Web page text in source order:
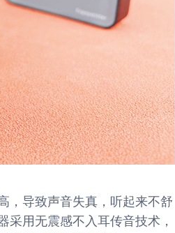
，导致声音失真，听起来不舒
采用无震感不入耳传音技术，